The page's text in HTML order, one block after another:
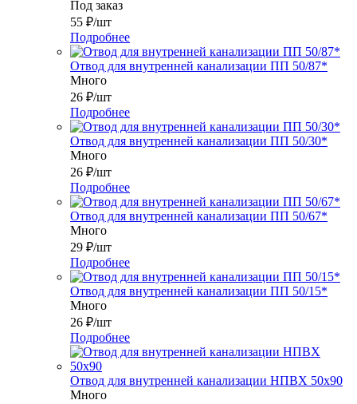
Под заказ
55 ₽/шт
Подробнее
Отвод для внутренней канализации ПП 50/87*
Много
26 ₽/шт
Подробнее
Отвод для внутренней канализации ПП 50/30*
Много
26 ₽/шт
Подробнее
Отвод для внутренней канализации ПП 50/67*
Много
29 ₽/шт
Подробнее
Отвод для внутренней канализации ПП 50/15*
Много
26 ₽/шт
Подробнее
Отвод для внутренней канализации НПВХ 50x90
Много